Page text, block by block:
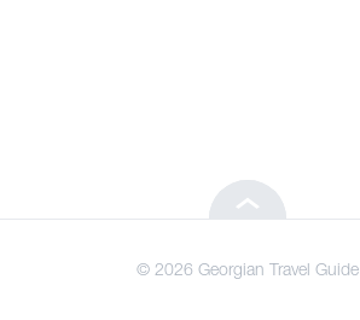
ჩაის დეგუსტაცია
© 2026 Georgian Travel Guide